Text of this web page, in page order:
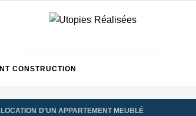
CONSTRUCTION
D’UN APPARTEMENT MEUBLÉ